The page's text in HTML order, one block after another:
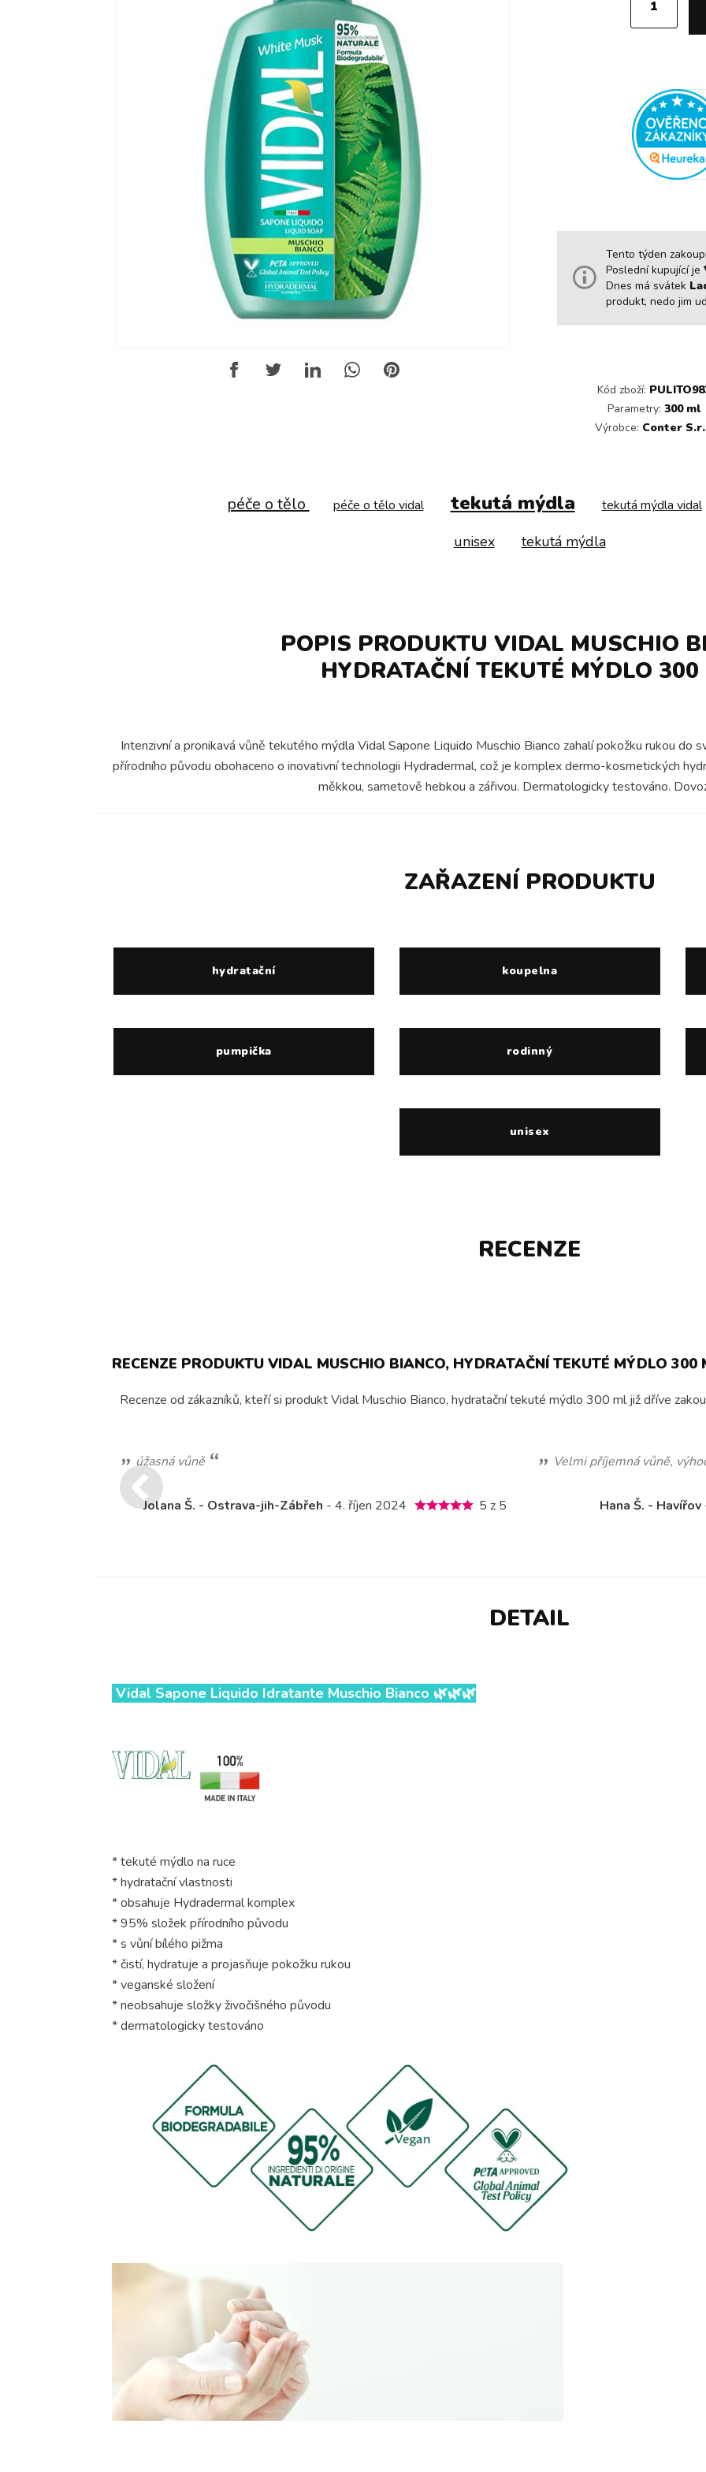
Tento týden
Poslední kupující je
Dnes má svátek
produkt, nedo jim
Kód zboží:
Parametry: 300 ml
Výrobce: Conter
péče o tělo péče o tělo vidal tekutá mýdla tekutá mýdla vidal
unisex tekutá mýdla
POPIS PRODUKTU VIDAL MUSCHIO
HYDRATAČNÍ TEKUTÉ MÝDLO 300
Intenzivní a pronikavá vůně tekutého mýdla Vidal Sapone Liquido Muschio Bianco zahalí pokožku rukou do
přírodního původu obohaceno o inovativní technologii Hydradermal, což je komplex dermo-kosmetických
měkkou, sametově hebkou a zářivou. Dermatologicky testováno.
ZAŘAZENÍ PRODUKTU
hydratační koupelna
pumpička rodinný
unisex
RECENZE
RECENZE PRODUKTU VIDAL MUSCHIO BIANCO, HYDRATAČNÍ TEKUTÉ MÝDLO 300
Recenze od zákazníků, kteří si produkt Vidal Muschio Bianco, hydratační tekuté mýdlo 300 ml již dříve
úžasná vůně
5 z 5
Jolana Š. - Ostrava-jih-Zábřeh - 4. říjen 2024
Velmi příjemná vůně,
Hana Š. - Havířov
DETAIL
Vidal Sapone Liquido Idratante Muschio Bianco 🌿🌿🌿
* tekuté mýdlo na ruce
* hydratační vlastnosti
* obsahuje Hydradermal komplex
* 95% složek přírodního původu
* s vůní bílého pižma
* čistí, hydratuje a projasňuje pokožku rukou
* veganské složení
* neobsahuje složky živočišného původu
* dermatologicky testováno